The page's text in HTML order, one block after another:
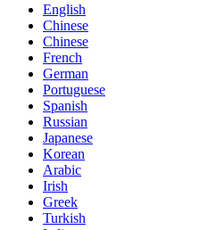
English
Chinese
Chinese
French
German
Portuguese
Spanish
Russian
Japanese
Korean
Arabic
Irish
Greek
Turkish